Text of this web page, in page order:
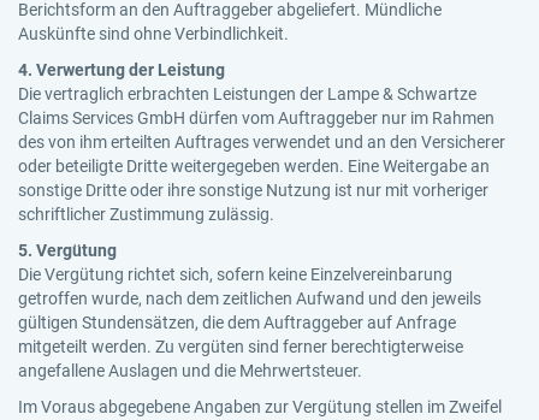
Berichtsform an den Auftraggeber abgeliefert. Mündliche
Auskünfte sind ohne Verbindlichkeit.
4. Verwertung der Leistung
Die vertraglich erbrachten Leistungen der Lampe & Schwartze
Claims Services GmbH dürfen vom Auftraggeber nur im Rahmen
des von ihm erteilten Auftrages verwendet und an den Versicherer
oder beteiligte Dritte weitergegeben werden. Eine Weitergabe an
sonstige Dritte oder ihre sonstige Nutzung ist nur mit vorheriger
schriftlicher Zustimmung zulässig.
5. Vergütung
Die Vergütung richtet sich, sofern keine Einzelvereinbarung
getroffen wurde, nach dem zeitlichen Aufwand und den jeweils
gültigen Stundensätzen, die dem Auftraggeber auf Anfrage
mitgeteilt werden. Zu vergüten sind ferner berechtigterweise
angefallene Auslagen und die Mehrwertsteuer.
Im Voraus abgegebene Angaben zur Vergütung stellen im Zweifel